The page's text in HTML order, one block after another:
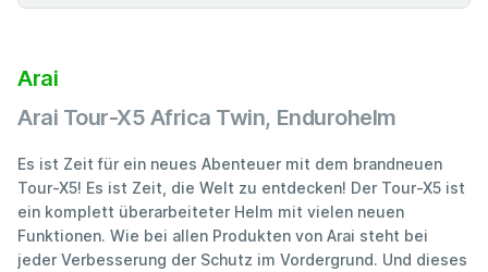
Arai
Arai Tour-X5 Africa Twin, Endurohelm
Es ist Zeit für ein neues Abenteuer mit dem brandneuen
Tour-X5! Es ist Zeit, die Welt zu entdecken! Der Tour-X5 ist
ein komplett überarbeiteter Helm mit vielen neuen
Funktionen. Wie bei allen Produkten von Arai steht bei
jeder Verbesserung der Schutz im Vordergrund. Und dieses